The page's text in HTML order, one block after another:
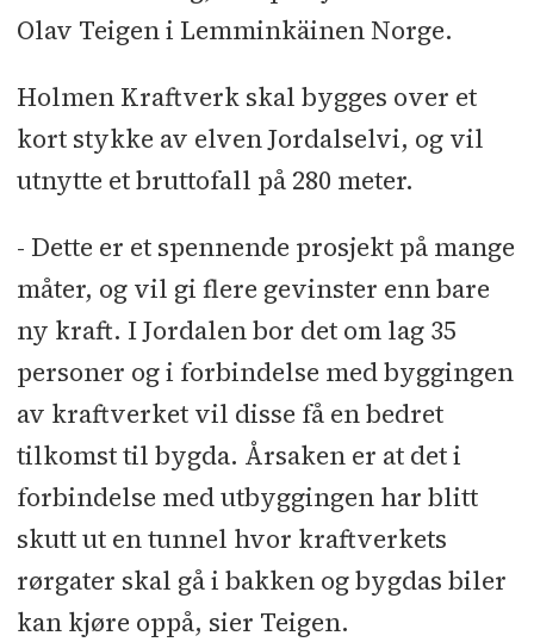
Olav Teigen i Lemminkäinen Norge.
Holmen Kraftverk skal bygges over et
kort stykke av elven Jordalselvi, og vil
utnytte et bruttofall på 280 meter.
- Dette er et spennende prosjekt på mange
måter, og vil gi flere gevinster enn bare
ny kraft. I Jordalen bor det om lag 35
personer og i forbindelse med byggingen
av kraftverket vil disse få en bedret
tilkomst til bygda. Årsaken er at det i
forbindelse med utbyggingen har blitt
skutt ut en tunnel hvor kraftverkets
rørgater skal gå i bakken og bygdas biler
kan kjøre oppå, sier Teigen.